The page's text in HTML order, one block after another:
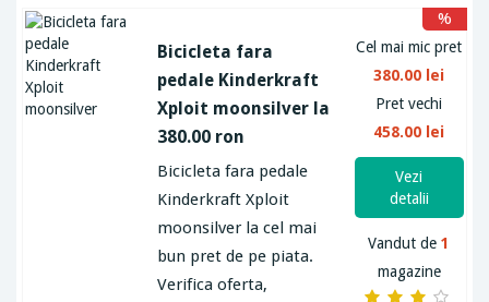
Bicicleta fara
pedale Kinderkraft
Xploit moonsilver la
380.00 ron
Bicicleta fara pedale
Kinderkraft Xploit
moonsilver la cel mai
bun pret de pe piata.
Verifica oferta,
Cel mai mic pret
380.00 lei
Pret vechi
458.00 lei
%
Vezi
detalii
Vandut de1
magazine